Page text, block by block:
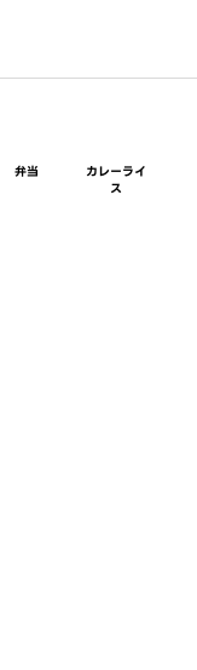
弁当
カレーライ
ス